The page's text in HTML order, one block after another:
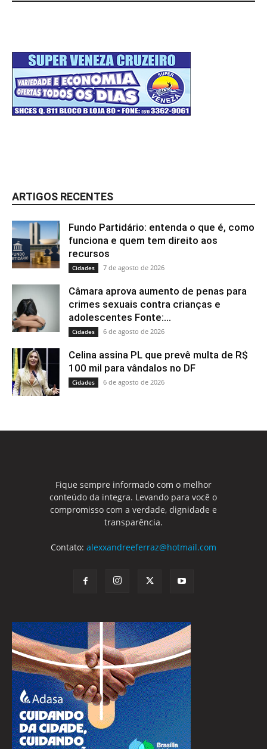
ARTIGOS RECENTES
Fundo Partidário: entenda o que é, como
funciona e quem tem direito aos
recursos
Cidades 7 de agosto de 2026
Câmara aprova aumento de penas para
crimes sexuais contra crianças e
adolescentes Fonte:...
Cidades 6 de agosto de 2026
Celina assina PL que prevê multa de R$
100 mil para vândalos no DF
Cidades 6 de agosto de 2026
Fique sempre informado com o melhor
conteúdo da integra. Levando para você o
compromisso com a verdade, dignidade e
transparência.
Contato: alexxandreeferraz@hotmail.com